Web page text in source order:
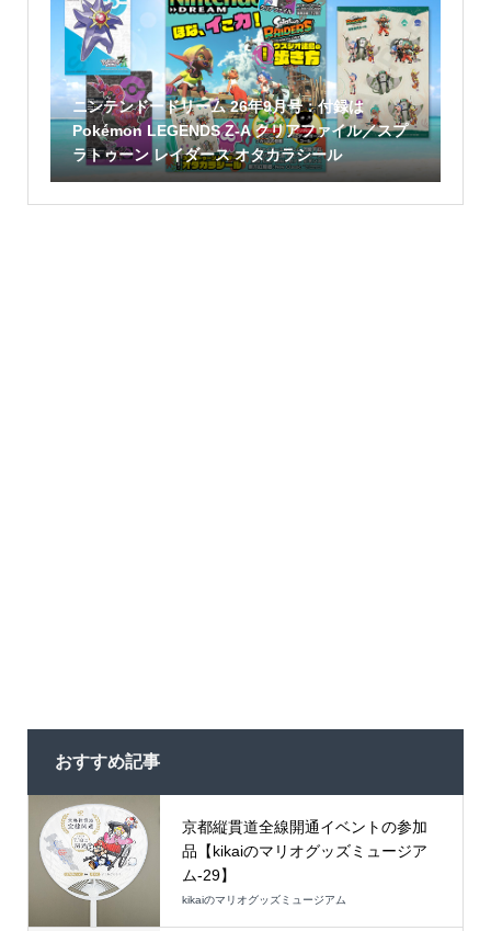
ニンテンドードリーム 26年9月号：付録は
Pokémon LEGENDS Z-A クリアファイル／スプ
ラトゥーン レイダース オタカラシール
おすすめ記事
京都縦貫道全線開通イベントの参加
品【kikaiのマリオグッズミュージア
ム-29】
kikaiのマリオグッズミュージアム